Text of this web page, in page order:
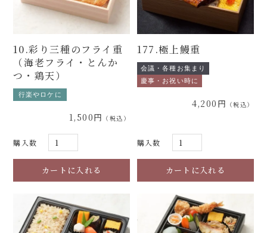
10.彩り三種のフライ重
（海老フライ・とんか
つ・鶏天）
行楽やロケに
1,500円
購入数
177.極上鰻重
会議・各種お集まり
慶事・お祝い時に
4,200円
購入数